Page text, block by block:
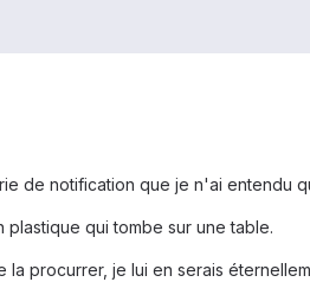
de notification que je n'ai entendu
qui tombe sur une table.
procurrer, je lui en serais